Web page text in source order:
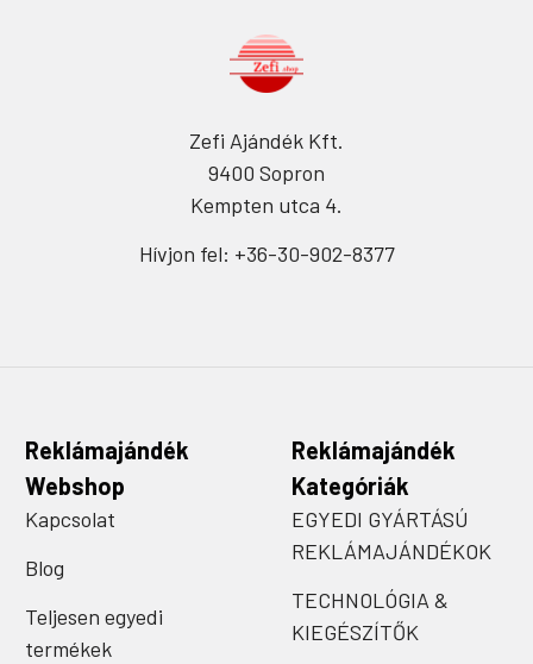
Zefi Ajándék Kft.
9400 Sopron
Kempten utca 4.
Hívjon fel: +36-30-902-8377
Reklámajándék
Webshop
Kapcsolat
Blog
Teljesen egyedi
termékek
Reklámajándék
Kategóriák
EGYEDI GYÁRTÁSÚ
REKLÁMAJÁNDÉKOK
TECHNOLÓGIA &
KIEGÉSZÍTŐK